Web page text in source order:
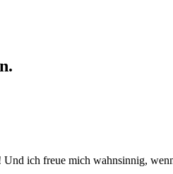
ich freue mich wahnsinnig,